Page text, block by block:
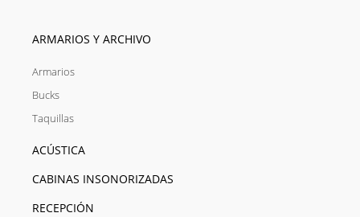
ARMARIOS Y ARCHIVO
Armarios
Bucks
Taquillas
ACÚSTICA
CABINAS INSONORIZADAS
RECEPCIÓN